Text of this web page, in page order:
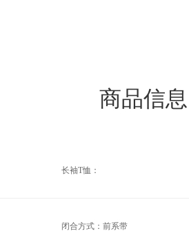
商品信息
长袖T恤：
闭合方式：前系带